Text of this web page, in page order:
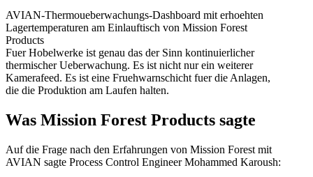
AVIAN-Thermoueberwachungs-Dashboard mit erhoehten
Lagertemperaturen am Einlauftisch von Mission Forest
Products
Fuer Hobelwerke ist genau das der Sinn kontinuierlicher
thermischer Ueberwachung. Es ist nicht nur ein weiterer
Kamerafeed. Es ist eine Fruehwarnschicht fuer die Anlagen,
die die Produktion am Laufen halten.
Was Mission Forest Products sagte
Auf die Frage nach den Erfahrungen von Mission Forest mit
AVIAN sagte Process Control Engineer Mohammed Karoush: